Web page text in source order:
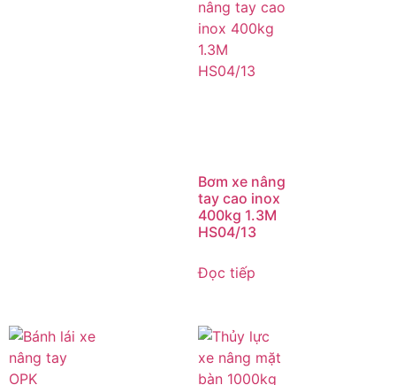
Bơm xe nâng
tay cao inox
400kg 1.3M
HS04/13
Đọc tiếp